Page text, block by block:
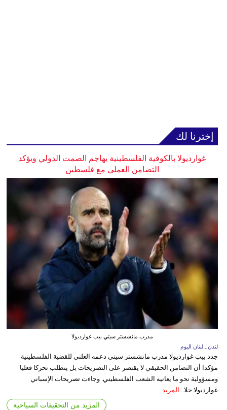
إخترنا لك
غوارديولا بالكوفية الفلسطينية يهاجم الصمت الدولي ويؤكد
التضامن العملي مع فلسطين
مدرب مانشستر سيتي بيب غوارديولا
لندن ـ لبنان اليوم
جدد بيب غوارديولا مدرب مانشستر سيتي دعمه العلني للقضية الفلسطينية
مؤكدا أن التضامن الحقيقي لا يقتصر على التصريحات بل يتطلب تحركا فعليا
ومسؤولية نحو ما يعانيه الشعب الفلسطيني. وجاءت تصريحات الإسباني
غوارديولا خلا...
المزيد
المزيد من التحقيقات السياحية